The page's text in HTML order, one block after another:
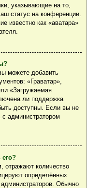
указывающие на то,
статус на конференции.
известно как «аватара»
можете добавить
«Граватар»,
«Загружаемая
ли поддержка
доступны. Если вы не
администратором
его?
отражают количество
определённых
Обычно